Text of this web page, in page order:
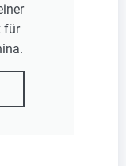
für